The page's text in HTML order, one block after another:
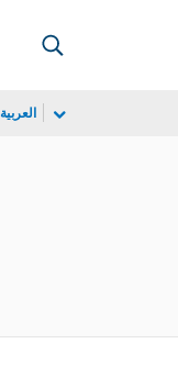
العربية